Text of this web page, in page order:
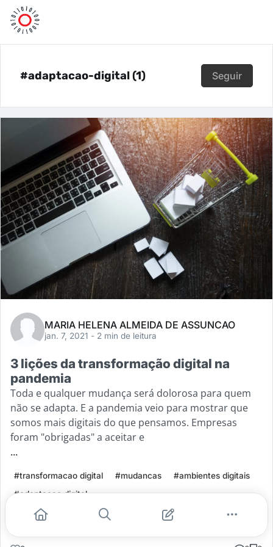
#adaptacao-digital (1) Seguir
MARIA HELENA ALMEIDA DE ASSUNCAO
jan. 7, 2021 - 2 min de leitura
3 lições da transformação digital na
pandemia
Toda e qualquer mudança será dolorosa para quem
não se adapta. E a pandemia veio para mostrar que
somos mais digitais do que pensamos. Empresas
foram "obrigadas" a aceitar e
...
#transformacao digital #mudancas
#ambientes digitais
#adaptacao digital
Leia mais